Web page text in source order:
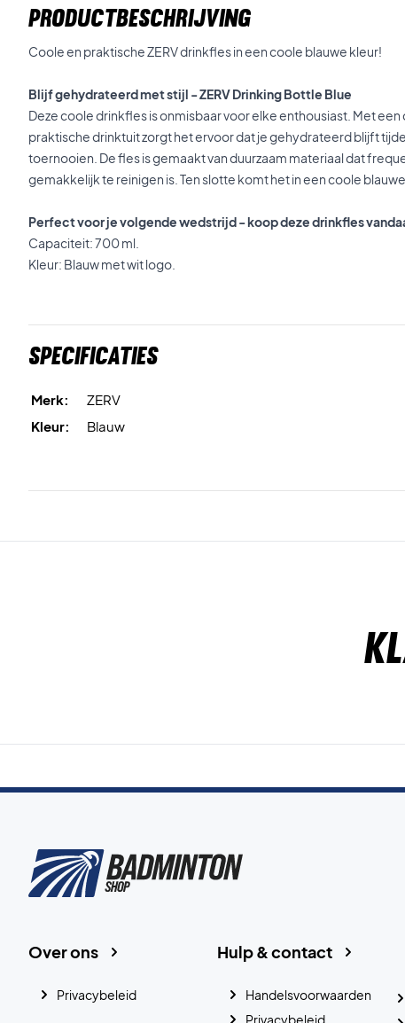
PRODUCTBESCHRIJVING
Coole en praktische ZERV drinkfles in een coole blauwe kleur!
Blijf gehydrateerd met stijl - ZERV Drinking Bottle Blue
Deze coole drinkfles is onmisbaar voor elke enthousiast. Met
praktische drinktuit zorgt het ervoor dat je gehydrateerd blijft
toernooien. De fles is gemaakt van duurzaam materiaal dat
gemakkelijk te reinigen is. Ten slotte komt het in een coole
Perfect voor je volgende wedstrijd - koop deze drinkfles
Capaciteit: 700 ml.
Kleur: Blauw met wit logo.
Specificaties
Merk:
ZERV
Kleur:
Blauw
Hulp & contact
Handelsvoorwaarden
Privacybeleid
Over ons
Privacybeleid